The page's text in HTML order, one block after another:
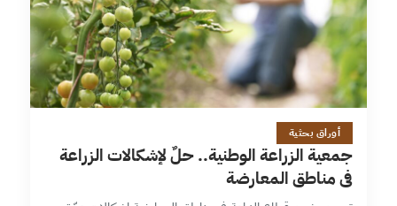
7 دقائق
أوراق بحثية
جمعية الزراعة الوطنية.. حلٌ لإشكالات الزراعة
في مناطق المعارضة